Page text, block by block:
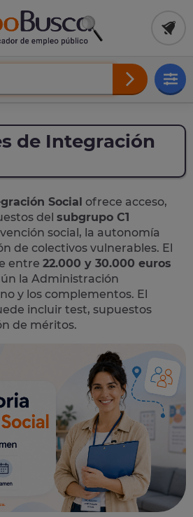
de Integración
Social ofrece acceso,
del subgrupo C1
social, la autonomía
de colectivos vulnerables. El
entre 22.000 y 30.000 euros
la Administración
y los complementos. El
incluir test, supuestos
de méritos.